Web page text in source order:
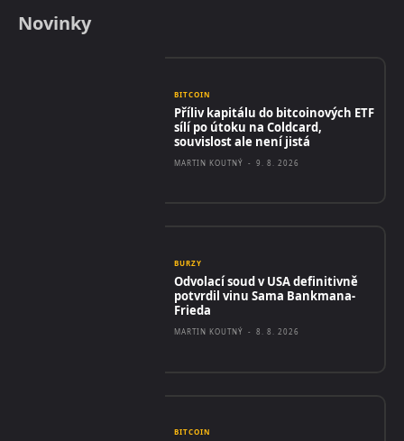
Novinky
BITCOIN
Příliv kapitálu do bitcoinových ETF
sílí po útoku na Coldcard,
souvislost ale není jistá
MARTIN KOUTNÝ - 9. 8. 2026
BURZY
Odvolací soud v USA definitivně
potvrdil vinu Sama Bankmana-
Frieda
MARTIN KOUTNÝ - 8. 8. 2026
BITCOIN